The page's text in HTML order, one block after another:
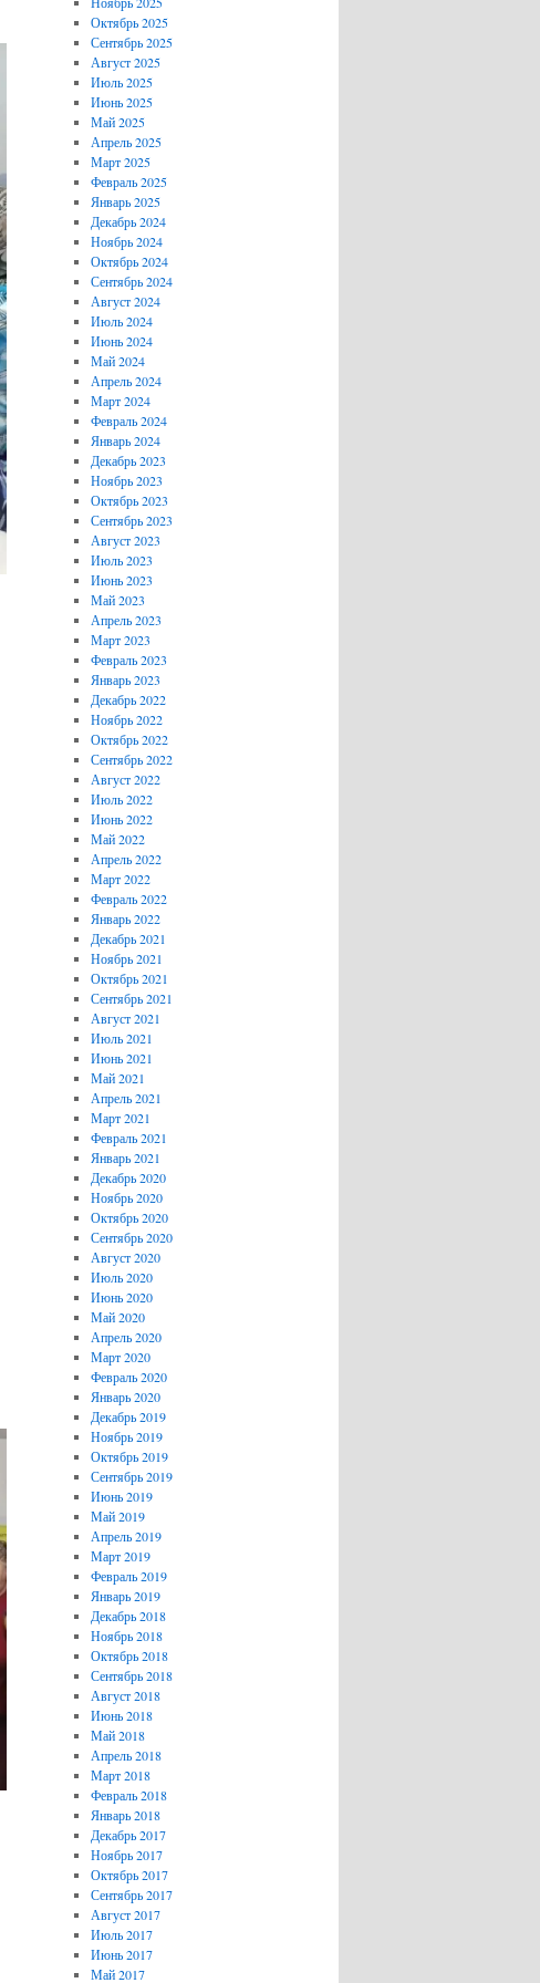
Октябрь 2025
Сентябрь 2025
Август 2025
Июль 2025
Июнь 2025
Май 2025
Апрель 2025
Март 2025
Февраль 2025
Январь 2025
Декабрь 2024
Ноябрь 2024
Октябрь 2024
Сентябрь 2024
Август 2024
Июль 2024
Июнь 2024
Май 2024
Апрель 2024
Март 2024
Февраль 2024
Январь 2024
Декабрь 2023
Ноябрь 2023
Октябрь 2023
Сентябрь 2023
Август 2023
Июль 2023
Июнь 2023
Май 2023
Апрель 2023
Март 2023
Февраль 2023
Январь 2023
Декабрь 2022
Ноябрь 2022
Октябрь 2022
Сентябрь 2022
Август 2022
Июль 2022
Июнь 2022
Май 2022
Апрель 2022
Март 2022
Февраль 2022
Январь 2022
Декабрь 2021
Ноябрь 2021
Октябрь 2021
Сентябрь 2021
Август 2021
Июль 2021
Июнь 2021
Май 2021
Апрель 2021
Март 2021
Февраль 2021
Январь 2021
Декабрь 2020
Ноябрь 2020
Октябрь 2020
Сентябрь 2020
Август 2020
Июль 2020
Июнь 2020
Май 2020
Апрель 2020
Март 2020
Февраль 2020
Январь 2020
Декабрь 2019
Ноябрь 2019
Октябрь 2019
Сентябрь 2019
Июнь 2019
Май 2019
Апрель 2019
Март 2019
Февраль 2019
Январь 2019
Декабрь 2018
Ноябрь 2018
Октябрь 2018
Сентябрь 2018
Август 2018
Июнь 2018
Май 2018
Апрель 2018
Март 2018
Февраль 2018
Январь 2018
Декабрь 2017
Ноябрь 2017
Октябрь 2017
Сентябрь 2017
Август 2017
Июль 2017
Июнь 2017
Май 2017